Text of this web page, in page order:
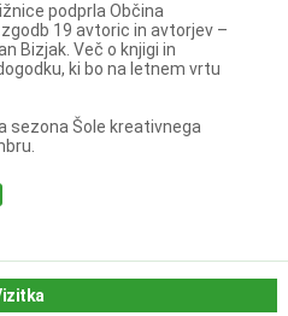
podprla Občina
19 avtoric in avtorjev –
Bizjak. Več o knjigi in
ki bo na letnem vrtu
sezona Šole kreativnega